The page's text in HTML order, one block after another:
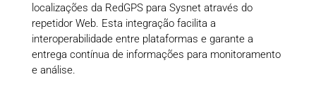
localizações da RedGPS para Sysnet através do
repetidor Web. Esta integração facilita a
interoperabilidade entre plataformas e garante a
entrega contínua de informações para monitoramento
e análise.